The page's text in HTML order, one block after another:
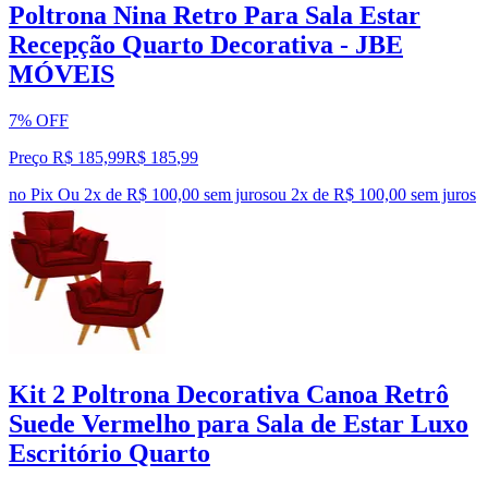
Poltrona Nina Retro Para Sala Estar
Recepção Quarto Decorativa - JBE
MÓVEIS
7% OFF
Preço R$ 185,99R$ 185,99
no Pix Ou 2x de R$ 100,00 sem jurosou 2x de R$ 100,00 sem juros
Kit 2 Poltrona Decorativa Canoa Retrô
Suede Vermelho para Sala de Estar Luxo
Escritório Quarto